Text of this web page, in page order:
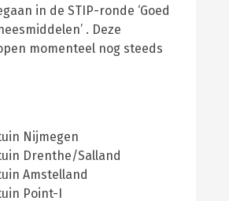
in de STIP-ronde ‘Goed
. Deze
momenteel nog steeds
Nijmegen
Drenthe/Salland
Amstelland
Point-I